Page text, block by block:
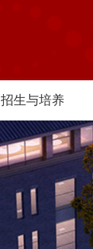
招生与培养